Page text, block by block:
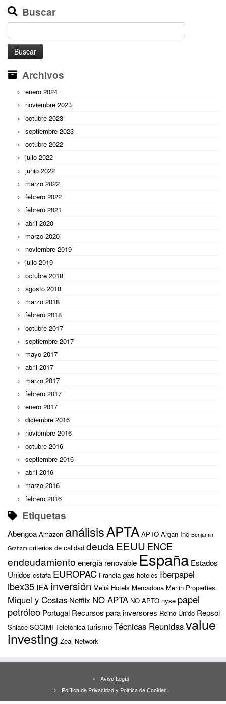
Buscar
Buscar:
Archivos
enero 2024
noviembre 2023
octubre 2023
septiembre 2023
octubre 2022
julio 2022
junio 2022
marzo 2022
febrero 2022
febrero 2021
abril 2020
marzo 2020
noviembre 2019
julio 2019
octubre 2018
agosto 2018
marzo 2018
febrero 2018
octubre 2017
septiembre 2017
mayo 2017
abril 2017
marzo 2017
febrero 2017
enero 2017
diciembre 2016
noviembre 2016
octubre 2016
septiembre 2016
abril 2016
marzo 2016
febrero 2016
Etiquetas
Abengoa Amazon análisisAPTA APTO Argan Inc Benjamin
Graham criterios de calidad deudaEEUU ENCE
endeudamiento energía renovable España Estados
Unidos estafa EUROPAC Francia gas hoteles Iberpapel
ibex35 IEA inversión Meliá Hotels Mercadona Merlin Properties
Miquel y Costas Netflix NO APTA NO APTO nyse papel
petróleo Portugal Recursos para inversores Reino Unido Repsol
Sniace SOCIMI Telefónica turismoTécnicas Reunidasvalue
investing Zeal Network
Aviso Legal
Política de Privacidad y Política de Cookies